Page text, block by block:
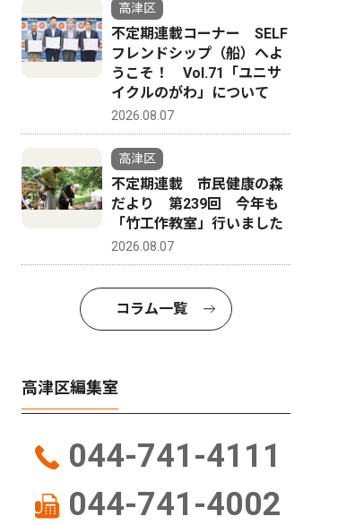
4
2026.07.31
巡りさん｣防衛戦へ 総合格闘
家と二足の草鞋
高津区
不定期連載コーナー SELF
フレンドシップ（船）へよ
うこそ！ Vol.71「ユニサ
イクルのがわ」について
2026.08.07
高津区
不定期連載 市民健康の森
だより 第239回 今年も
「竹工作教室」行いました
2026.08.07
コラム一覧
高津区編集室
044-741-4111
044-741-4002